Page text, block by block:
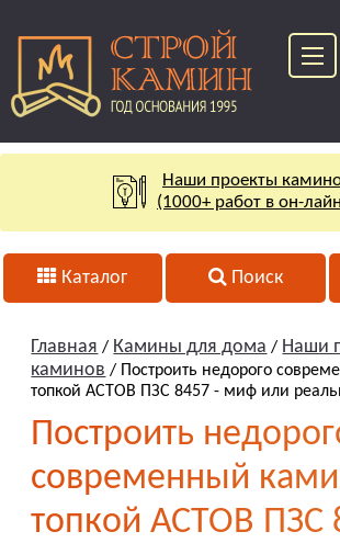
Наши проекты
(1000+ работ в он-
Каталог Поиск
Главная / Камины для дома / Наши
каминов / Построить недорого
топкой АСТОВ ПЗС 8457 - миф или
Построить
современный
топкой АСТОВ ПЗС